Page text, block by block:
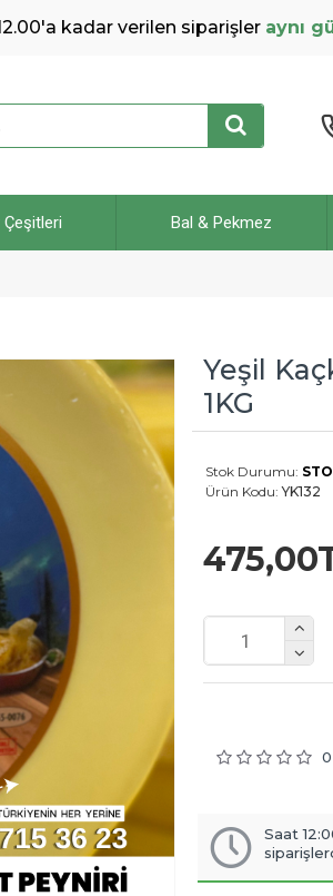
kadar verilen siparişler aynı
Çeşitleri Bal & Pekmez
Yeşil
1KG
Stok Durumu:
Ürün Kodu: YK132
0
Saat